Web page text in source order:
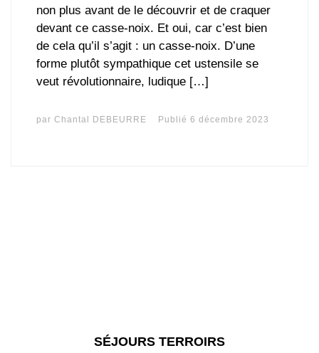
non plus avant de le découvrir et de craquer
devant ce casse-noix. Et oui, car c’est bien
de cela qu’il s’agit : un casse-noix. D’une
forme plutôt sympathique cet ustensile se
veut révolutionnaire, ludique […]
parChantal DEBEURRE Publié6 décembre 2023
SÉJOURS TERROIRS